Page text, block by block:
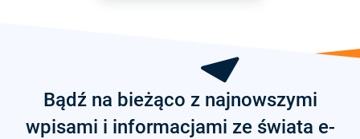
Bądź na bieżąco z najnowszymi
wpisami i informacjami ze świata e-